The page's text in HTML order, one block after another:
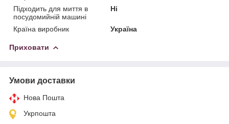
Підходить для миття в
посудомийній машині
Ні
Країна виробник Україна
Приховати
Умови доставки
Нова Пошта
Укрпошта